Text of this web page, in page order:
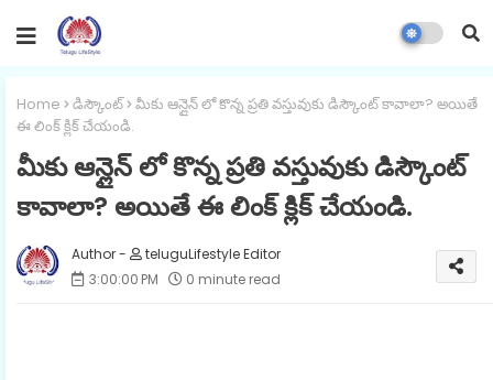
Home డిస్కౌంట్ మీకు ఆన్లైన్ లో కొన్న ప్రతి వస్తువుకు డిస్కౌంట్ కావాలా? అయితే
ఈ లింక్ క్లిక్ చేయండి.
మీకు ఆన్లైన్ లో కొన్న ప్రతి వస్తువుకు డిస్కౌంట్
కావాలా? అయితే ఈ లింక్ క్లిక్ చేయండి.
teluguLifestyle Editor
3:00:00 PM
0 minute read